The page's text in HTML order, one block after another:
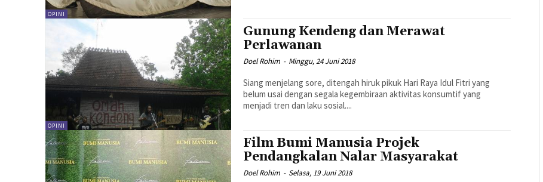
OPINI
OPINI
Gunung Kendeng dan Merawat
Perlawanan
Doel Rohim - Minggu, 24 Juni 2018
Siang menjelang sore, ditengah hiruk pikuk Hari Raya Idul Fitri yang
belum usai dengan segala kegembiraan aktivitas konsumtif yang
menjadi tren dan laku sosial....
Film Bumi Manusia Projek
Pendangkalan Nalar Masyarakat
Doel Rohim - Selasa, 19 Juni 2018